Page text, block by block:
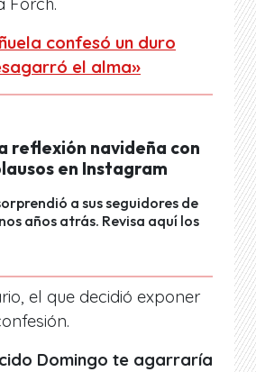
confesó un duro
el alma»
reflexión navideña con
en Instagram
a sus seguidores de
años atrás. Revisa aquí los
el que decidió exponer
Domingo te agarraría